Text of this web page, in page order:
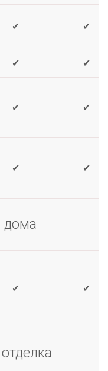
✔ ✔
✔ ✔
✔ ✔
✔ ✔
дома
✔ ✔